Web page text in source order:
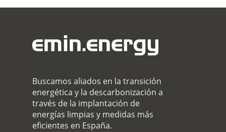
Buscamos aliados en la transición
energética y la descarbonización a
través de la implantación de
energías limpias y medidas más
eficientes en España.